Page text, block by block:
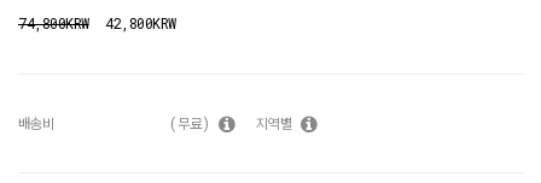
74,800KRW 42,800KRW
배송비 (무료) 지역별